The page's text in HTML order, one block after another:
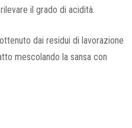
il grado di acidità.
dai residui di lavorazione
mescolando la sansa con